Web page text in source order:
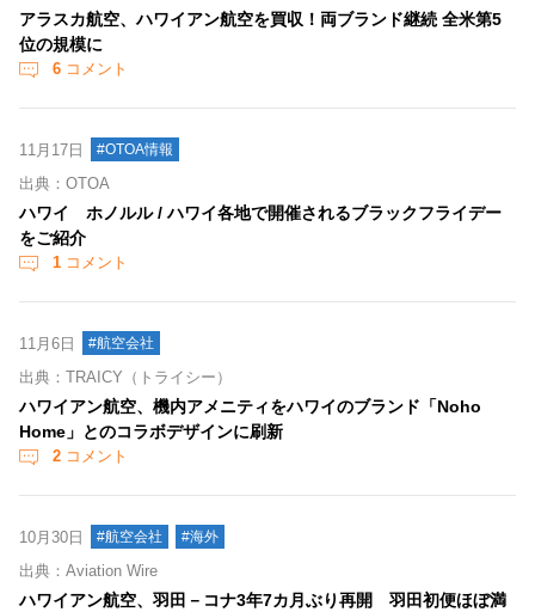
アラスカ航空、ハワイアン航空を買収！両ブランド継続 全米第5
位の規模に
6 コメント
11月17日 #OTOA情報
出典：OTOA
ハワイ ホノルル / ハワイ各地で開催されるブラックフライデー
をご紹介
1 コメント
11月6日 #航空会社
出典：TRAICY（トライシー）
ハワイアン航空、機内アメニティをハワイのブランド「Noho
Home」とのコラボデザインに刷新
2 コメント
10月30日 #航空会社 #海外
出典：Aviation Wire
ハワイアン航空、羽田－コナ3年7カ月ぶり再開 羽田初便ほぼ満